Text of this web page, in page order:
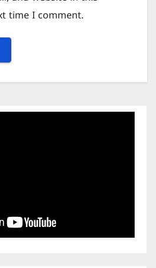
time I comment.